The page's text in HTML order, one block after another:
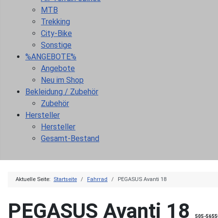
MTB
Trekking
City-Bike
Sonstige
%ANGEBOTE%
Angebote
Neu im Shop
Bekleidung / Zubehör
Zubehör
Hersteller
Hersteller
Gesamt-Bestand
Aktuelle Seite: Startseite Fahrrad PEGASUS Avanti 18
PEGASUS Avanti 18 505-